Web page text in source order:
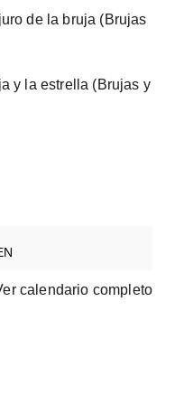
de la bruja (Brujas
y la estrella (Brujas y
calendario completo